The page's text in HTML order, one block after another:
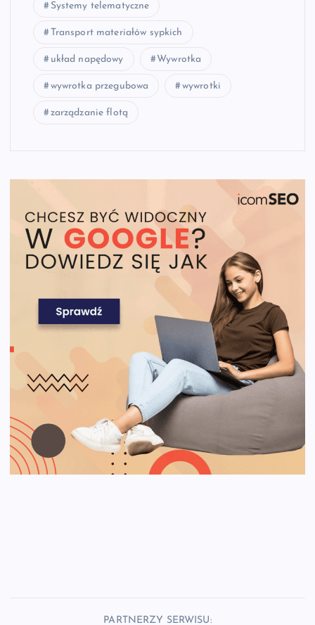
Systemy telematyczne
Transport materiałów sypkich
układ napędowy Wywrotka
wywrotka przegubowa wywrotki
zarządzanie flotą
PARTNERZY SERWISU: